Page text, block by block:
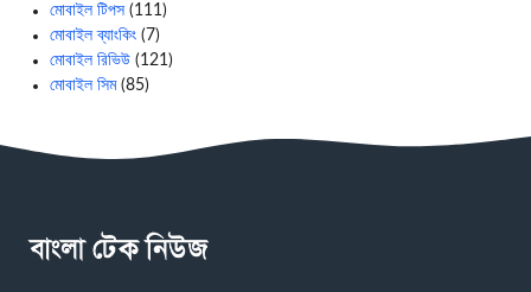
মোবাইল টিপস (111)
মোবাইল ব্যাংকিং (7)
মোবাইল রিভিউ (121)
মোবাইল সিম(85)